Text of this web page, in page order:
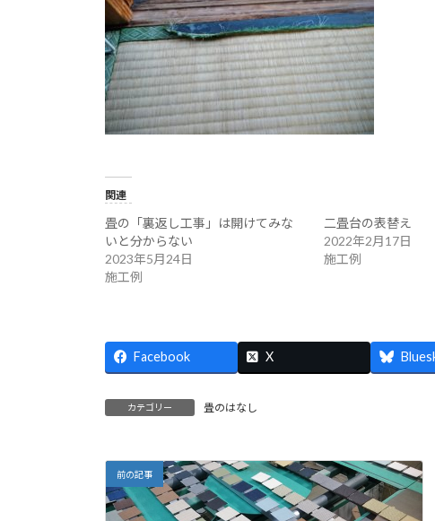
関連
畳の「裏返し工事」は開けてみな
いと分からない
2023年5月24日
施工例
二畳台の表替え
2022年2月17日
施工例
Facebook X
カテゴリー 畳のはなし
前の記事